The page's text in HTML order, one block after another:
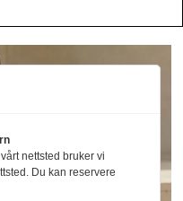
nettsted bruker vi
Du kan reservere